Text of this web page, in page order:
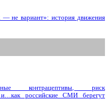
не вариант»: история движения
контрацептивы, риск
и…как российские СМИ берегут